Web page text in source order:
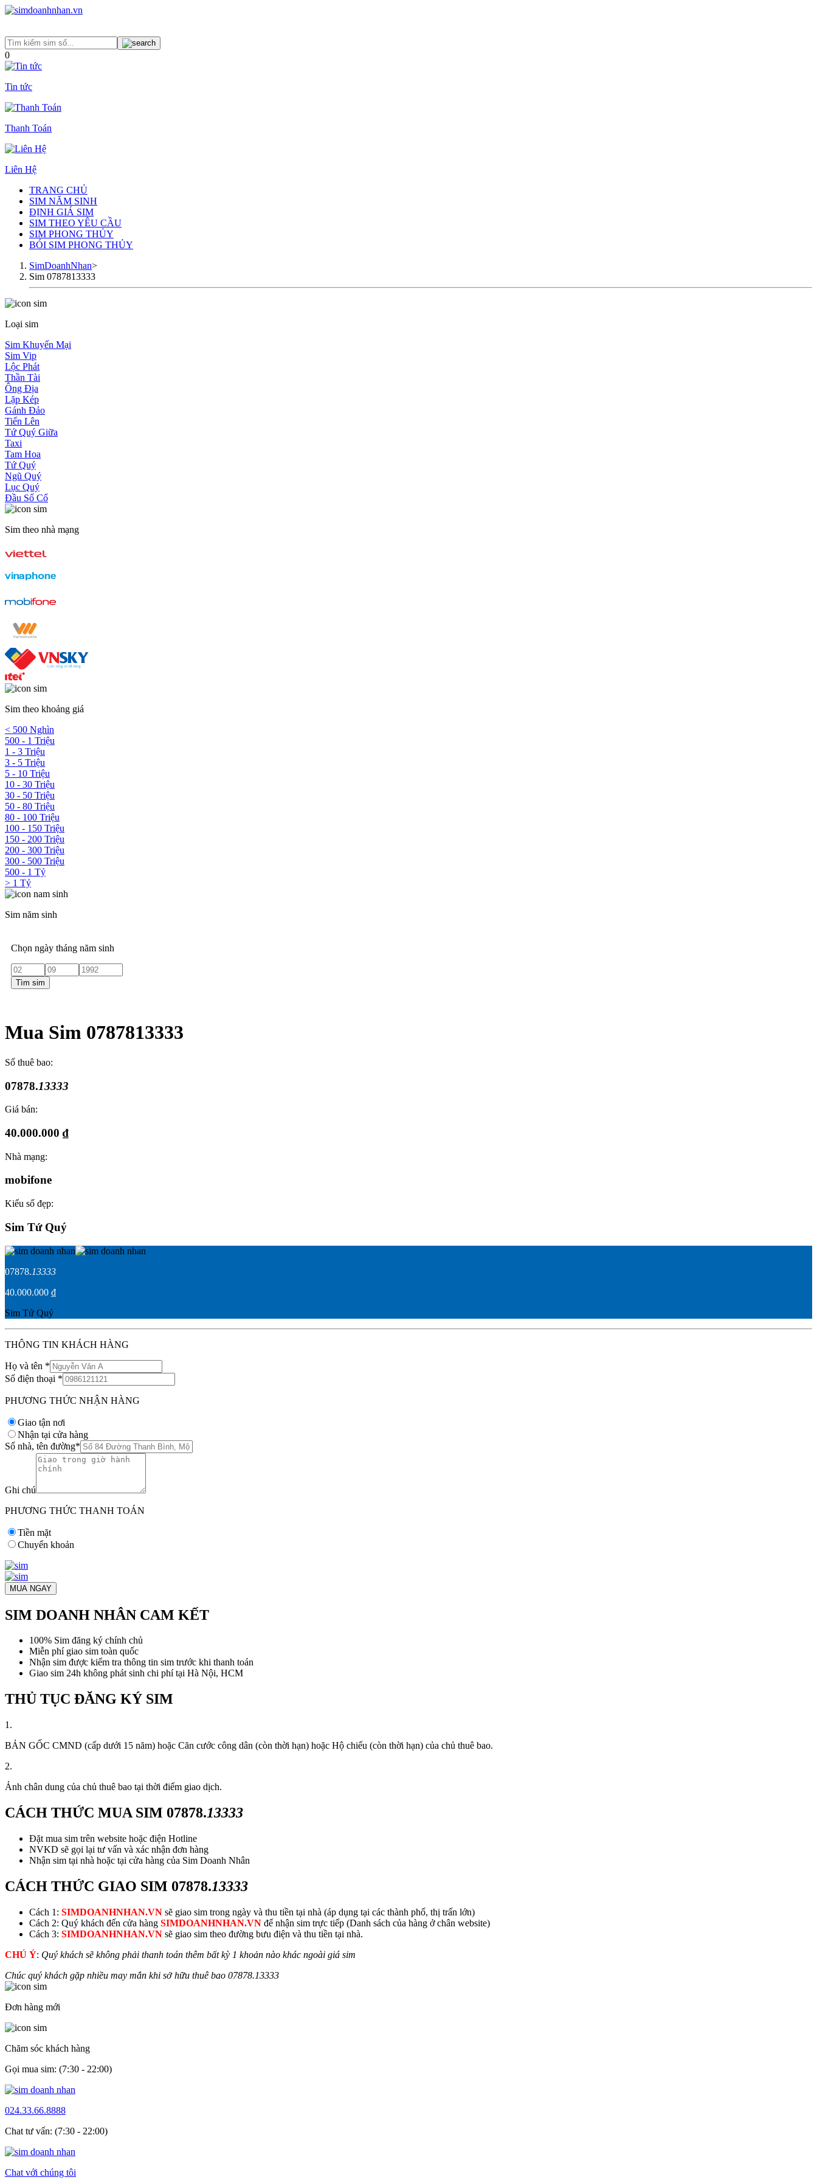
0
Tin tức
Thanh Toán
Liên Hệ
TRANG CHỦ
SIM NĂM SINH
ĐỊNH GIÁ SIM
SIM THEO YÊU CẦU
SIM PHONG THỦY
BÓI SIM PHONG THỦY
SimDoanhNhan>
Sim 0787813333
Loại sim
Sim Khuyến Mại
Sim Vip
Lộc Phát
Thần Tài
Ông Địa
Lặp Kép
Gánh Đảo
Tiến Lên
Tứ Quý Giữa
Taxi
Tam Hoa
Tứ Quý
Ngũ Quý
Lục Quý
Đầu Số Cổ
Sim theo nhà mạng
Sim theo khoảng giá
< 500 Nghìn
500 - 1 Triệu
1 - 3 Triệu
3 - 5 Triệu
5 - 10 Triệu
10 - 30 Triệu
30 - 50 Triệu
50 - 80 Triệu
80 - 100 Triệu
100 - 150 Triệu
150 - 200 Triệu
200 - 300 Triệu
300 - 500 Triệu
500 - 1 Tỷ
> 1 Tỷ
Sim năm sinh
Chọn ngày tháng năm sinh
Tìm sim
Mua Sim 0787813333
Số thuê bao:
07878.13333
Giá bán:
40.000.000 ₫
Nhà mạng:
mobifone
Kiểu số đẹp:
Sim Tứ Quý
07878.13333
40.000.000 ₫
Sim Tứ Quý
THÔNG TIN KHÁCH HÀNG
Họ và tên *
Số điện thoại *
PHƯƠNG THỨC NHẬN HÀNG
Giao tận nơi
Nhận tại cửa hàng
Số nhà, tên đường*
Ghi chú
PHƯƠNG THỨC THANH TOÁN
Tiền mặt
Chuyển khoản
MUA NGAY
SIM DOANH NHÂN CAM KẾT
100% Sim đăng ký chính chủ
Miễn phí giao sim toàn quốc
Nhận sim được kiểm tra thông tin sim trước khi thanh toán
Giao sim 24h không phát sinh chi phí tại Hà Nội, HCM
THỦ TỤC ĐĂNG KÝ SIM
1.
BẢN GỐC CMND (cấp dưới 15 năm) hoặc Căn cước công dân (còn thời hạn) hoặc Hộ chiếu (còn thời hạn) của chủ thuê bao.
2.
Ảnh chân dung của chủ thuê bao tại thời điểm giao dịch.
CÁCH THỨC MUA SIM 07878.13333
Đặt mua sim trên website hoặc điện Hotline
NVKD sẽ gọi lại tư vấn và xác nhận đơn hàng
Nhận sim tại nhà hoặc tại cửa hàng của Sim Doanh Nhân
CÁCH THỨC GIAO SIM 07878.13333
Cách 1: SIMDOANHNHAN.VN sẽ giao sim trong ngày và thu tiền tại nhà (áp dụng tại các thành phố, thị trấn lớn)
Cách 2: Quý khách đến cửa hàng SIMDOANHNHAN.VN để nhận sim trực tiếp (Danh sách của hàng ở chân website)
Cách 3: SIMDOANHNHAN.VN sẽ giao sim theo đường bưu điện và thu tiền tại nhà.
CHÚ Ý: Quý khách sẽ không phải thanh toán thêm bất kỳ 1 khoản nào khác ngoài giá sim
Chúc quý khách gặp nhiều may mắn khi sở hữu thuê bao 07878.13333
Đơn hàng mới
Chăm sóc khách hàng
Gọi mua sim: (7:30 - 22:00)
024.33.66.8888
Chat tư vấn: (7:30 - 22:00)
Chat với chúng tôi